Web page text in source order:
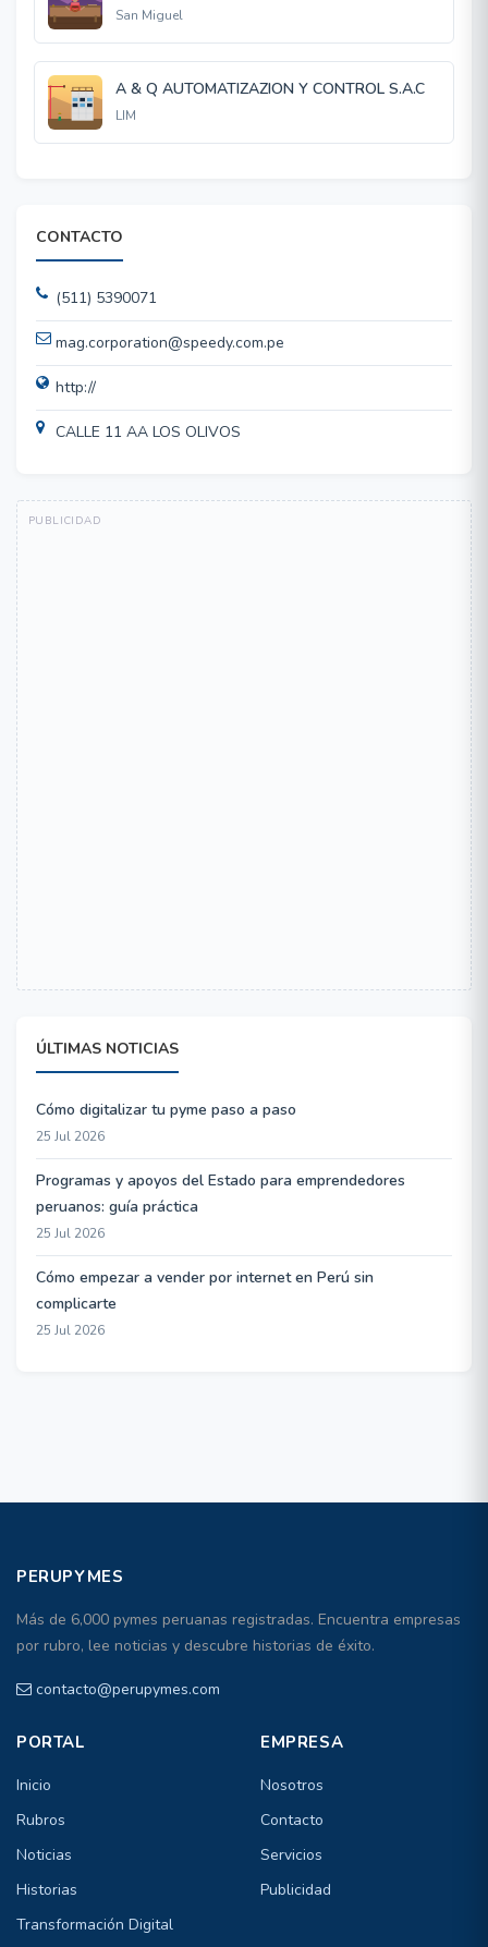
San Miguel
A & Q AUTOMATIZAZION Y CONTROL S.A.C
LIM
CONTACTO
(511) 5390071
mag.corporation@speedy.com.pe
http://
CALLE 11 AA LOS OLIVOS
ÚLTIMAS NOTICIAS
Cómo digitalizar tu pyme paso a paso
25 Jul 2026
Programas y apoyos del Estado para emprendedores
peruanos: guía práctica
25 Jul 2026
Cómo empezar a vender por internet en Perú sin
complicarte
25 Jul 2026
PERUPYMES
Más de 6,000 pymes peruanas registradas. Encuentra empresas
por rubro, lee noticias y descubre historias de éxito.
contacto@perupymes.com
PORTAL
Inicio
Rubros
Noticias
Historias
Transformación Digital
EMPRESA
Nosotros
Contacto
Servicios
Publicidad